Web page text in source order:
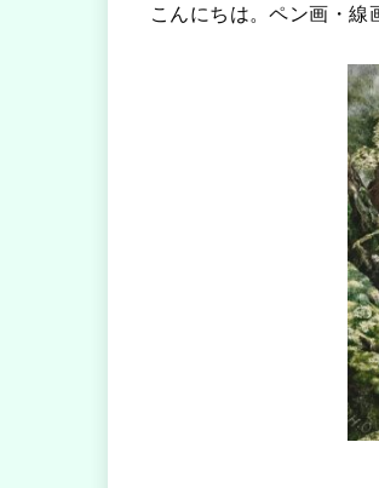
こんにちは。ペン画・線